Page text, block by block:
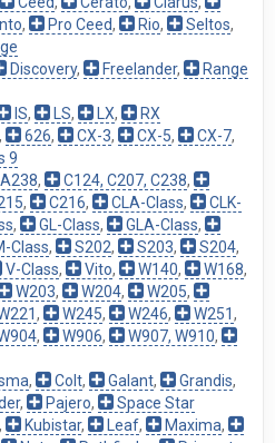
, Pro Ceed, Rio, Seltos,
Discovery, Freelander,
Range
IS, LS, LX,
RX
, 626, CX-3, CX-5, CX-7,
9
, C124, C207, C238,
, C216, CLA-Class,
CLK-
, GL-Class, GLA-Class,
Class, S202, S203, S204,
V-Class, Vito, W140, W168,
W203, W204, W205,
, W245, W246, W251,
, W906, W907, W910,
, Colt, Galant, Grandis,
, Pajero,
Space Star
, Kubistar, Leaf, Maxima,